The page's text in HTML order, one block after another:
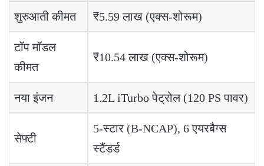
शुरुआती कीमत ₹5.59 लाख (एक्स-शोरूम)
टॉप मॉडल
कीमत
₹10.54 लाख (एक्स-शोरूम)
नया इंजन 1.2L iTurbo पेट्रोल (120 PS पावर)
सेफ्टी
5-स्टार (B-NCAP), 6 एयरबैग्स
स्टैंडर्ड